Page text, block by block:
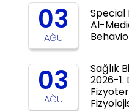
03
AĞU
Special
AI-
03
AĞU
Sağlık
2026-1.